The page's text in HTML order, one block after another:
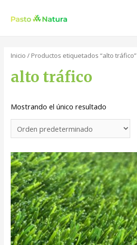
Inicio / Productos etiquetados “alto tráfico”
alto tráfico
Mostrando el único resultado